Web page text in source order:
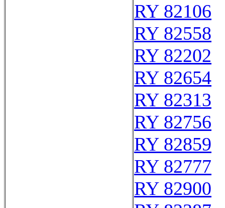
RY 82106
RY 82558
RY 82202
RY 82654
RY 82313
RY 82756
RY 82859
RY 82777
RY 82900